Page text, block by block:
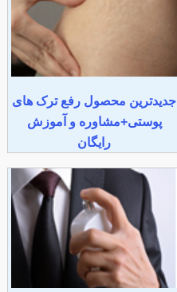
جدیدترین محصول رفع ترک های
پوستی+مشاوره و آموزش
رایگان